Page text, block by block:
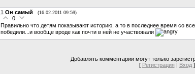
1 Он самый (16.02.2011 09:59)
0
Правильно что детям показывают историю, а то в последнее время со
победили...и вообще вроде как почти в ней не участвовали
Добавлять комментарии могут только
[ Регистрация | Вход]